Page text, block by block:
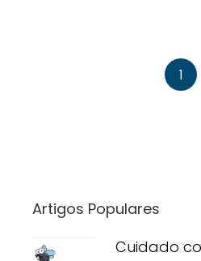
1
Artigos Populares
Cuidado